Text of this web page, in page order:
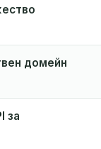
домейн
за